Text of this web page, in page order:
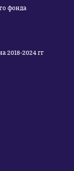
фонда
на 2018-2024 гг